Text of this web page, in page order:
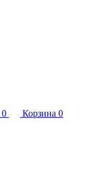
0 Корзина 0